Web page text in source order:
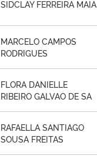
SIDCLAY FERREIRA MAIA
MARCELO CAMPOS
RODRIGUES
FLORA DANIELLE
RIBEIRO GALVAO DE SA
RAFAELLA SANTIAGO
SOUSA FREITAS